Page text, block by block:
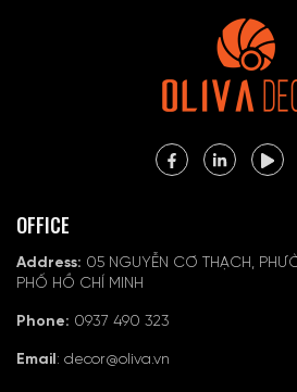
OFFICE
Address: 05 NGUYỄN CƠ THẠCH,
PHỐ HỒ CHÍ MINH
Phone: 0937 490 323
Email: decor@oliva.vn